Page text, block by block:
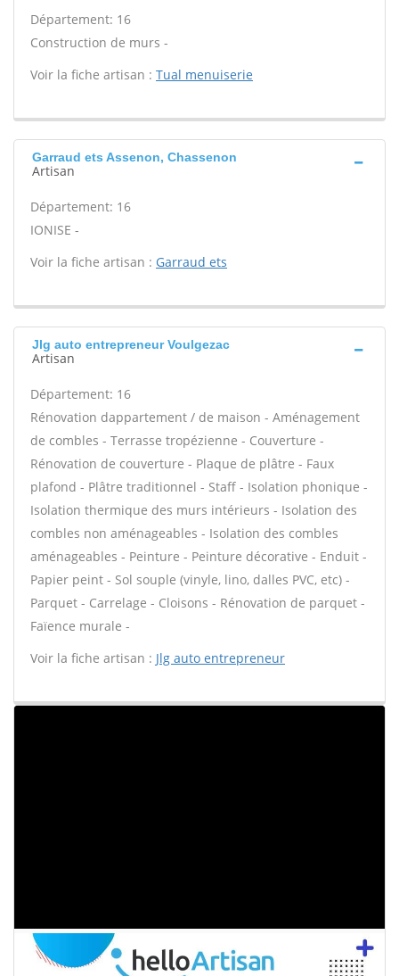
Département: 16
Construction de murs -
Voir la fiche artisan : Tual menuiserie
Garraud ets Assenon, Chassenon
Artisan
Département: 16
IONISE -
Voir la fiche artisan : Garraud ets
Jlg auto entrepreneur Voulgezac
Artisan
Département: 16
Rénovation dappartement / de maison - Aménagement
de combles - Terrasse tropézienne - Couverture -
Rénovation de couverture - Plaque de plâtre - Faux
plafond - Plâtre traditionnel - Staff - Isolation phonique -
Isolation thermique des murs intérieurs - Isolation des
combles non aménageables - Isolation des combles
aménageables - Peinture - Peinture décorative - Enduit -
Papier peint - Sol souple (vinyle, lino, dalles PVC, etc) -
Parquet - Carrelage - Cloisons - Rénovation de parquet -
Faïence murale -
Voir la fiche artisan : Jlg auto entrepreneur